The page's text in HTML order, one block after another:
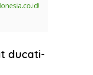
ducati-